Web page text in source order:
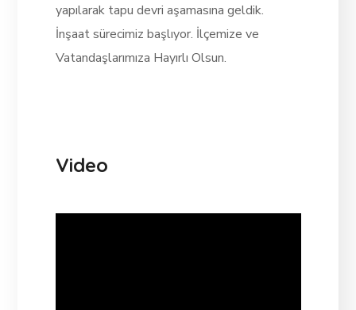
yapılarak tapu devri aşamasına geldik.
İnşaat sürecimiz başlıyor. İlçemize ve
Vatandaşlarımıza Hayırlı Olsun.
Video